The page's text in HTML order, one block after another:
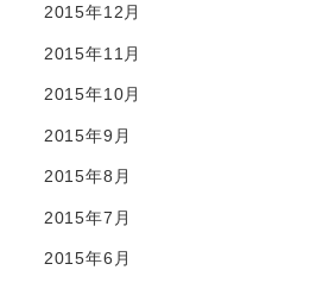
2015年12月
2015年11月
2015年10月
2015年9月
2015年8月
2015年7月
2015年6月